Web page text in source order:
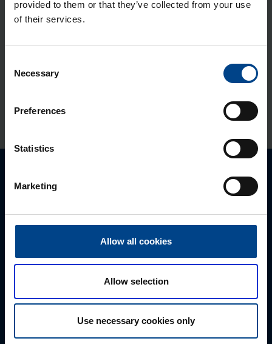
provided to them or that they’ve collected from your use
of their services.
Selection
Necessary
Preferences
Statistics
Marketing
Allow all cookies
Allow selection
Use necessary cookies only
Jao­tus­kilp Orion Plus, 650x400x250
Polües­ter­kilp Orion Plus, aknaga,
Palun võtke meiega ühendust
MÜÜGIJUHT